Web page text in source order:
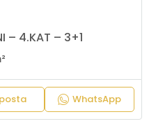
– 4.KAT – 3+1
WhatsApp